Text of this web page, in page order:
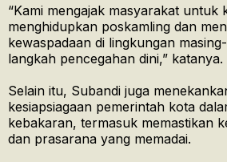
“Kami mengajak masyarakat untuk
menghidupkan poskamling dan
kewaspadaan di lingkungan
langkah pencegahan dini,” katanya.
Selain itu, Subandi juga
kesiapsiagaan pemerintah kota
kebakaran, termasuk memastikan
dan prasarana yang memadai.